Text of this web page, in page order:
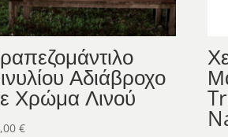
Αδιάβροχο
Χρώμα Λινού
€